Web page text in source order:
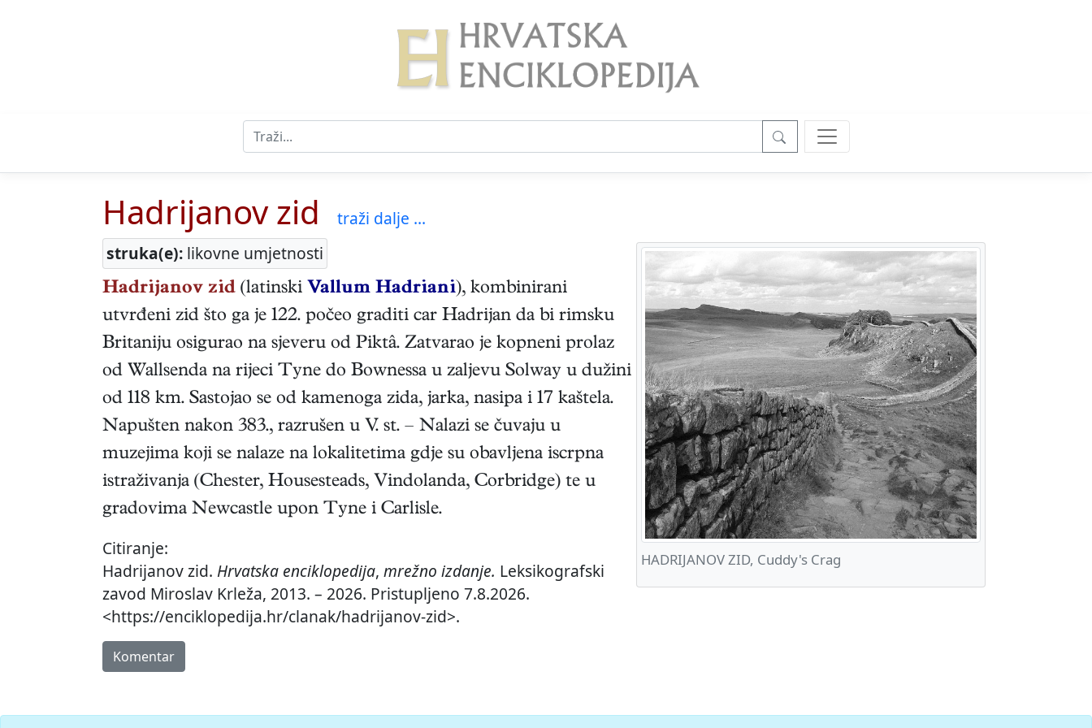
Hadrijanov zid
traži dalje ...
struka(e): likovne umjetnosti
HADRIJANOV ZID, Cuddy's Crag
Hadrijanov zid (latinski Vallum Hadriani), kombinirani
utvrđeni zid što ga je 122. počeo graditi car Hadrijan da bi rimsku
Britaniju osigurao na sjeveru od Piktâ. Zatvarao je kopneni prolaz
od Wallsenda na rijeci Tyne do Bownessa u zaljevu Solway u dužini
od 118 km. Sastojao se od kamenoga zida, jarka, nasipa i 17 kaštela.
Napušten nakon 383., razrušen u V. st. – Nalazi se čuvaju u
muzejima koji se nalaze na lokalitetima gdje su obavljena iscrpna
istraživanja (Chester, Housesteads, Vindolanda, Corbridge) te u
gradovima Newcastle upon Tyne i Carlisle.
Citiranje:
Hadrijanov zid. Hrvatska enciklopedija, mrežno izdanje. Leksikografski
zavod Miroslav Krleža, 2013. – 2026. Pristupljeno 7.8.2026.
<https://enciklopedija.hr/clanak/hadrijanov-zid>.
Komentar